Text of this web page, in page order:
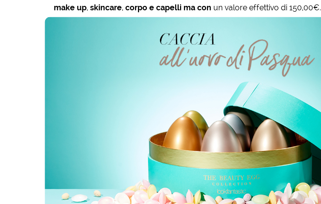
make up, skincare, corpo e capelli ma con un valore effettivo di 150,00€.